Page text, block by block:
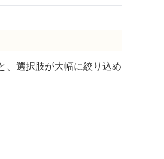
、選択肢が大幅に絞り込め